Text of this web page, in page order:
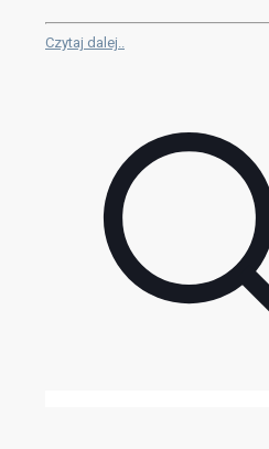
Czytaj dalej..